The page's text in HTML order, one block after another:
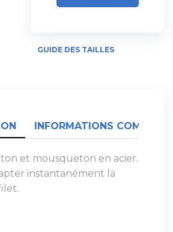
GUIDE DES TAILLES
INFORMATIONS
et mousqueton en acier.
instantanément la